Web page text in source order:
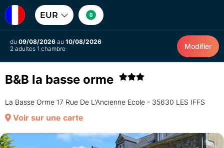
EUR 0
du 09/08/2026 au 10/08/2026
2 adultes 1 chambre
Modifier
B&B la basse orme
La Basse Orme 17 Rue De L'Ancienne Ecole - 35630 LES IFFS
Voir sur une carte